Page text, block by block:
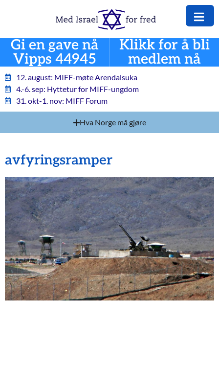
Gi en gave nå
Vipps 44945
Klikk for å bli
medlem nå
12. august: MIFF-møte Arendalsuka
4.-6. sep: Hyttetur for MIFF-ungdom
31. okt-1. nov: MIFF Forum
Hva Norge må gjøre
avfyringsramper